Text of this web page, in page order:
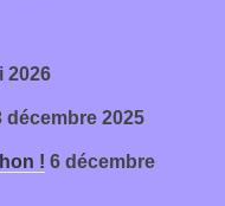
2026
décembre 2025
! 6 décembre